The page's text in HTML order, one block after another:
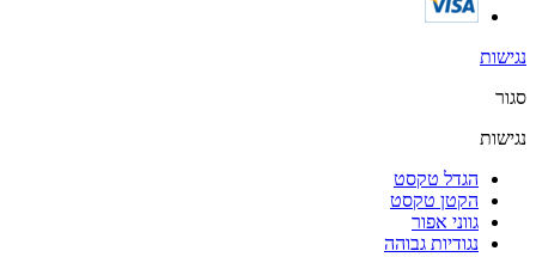
נגישות
סגור
נגישות
הגדל טקסט
הקטן טקסט
גווני אפור
נגודיות גבוהה